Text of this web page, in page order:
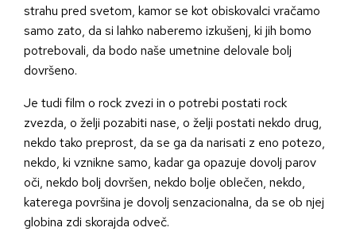
strahu pred svetom, kamor se kot obiskovalci vračamo
samo zato, da si lahko naberemo izkušenj, ki jih bomo
potrebovali, da bodo naše umetnine delovale bolj
dovršeno.
Je tudi film o rock zvezi in o potrebi postati rock
zvezda, o želji pozabiti nase, o želji postati nekdo drug,
nekdo tako preprost, da se ga da narisati z eno potezo,
nekdo, ki vznikne samo, kadar ga opazuje dovolj parov
oči, nekdo bolj dovršen, nekdo bolje oblečen, nekdo,
katerega površina je dovolj senzacionalna, da se ob njej
globina zdi skorajda odveč.